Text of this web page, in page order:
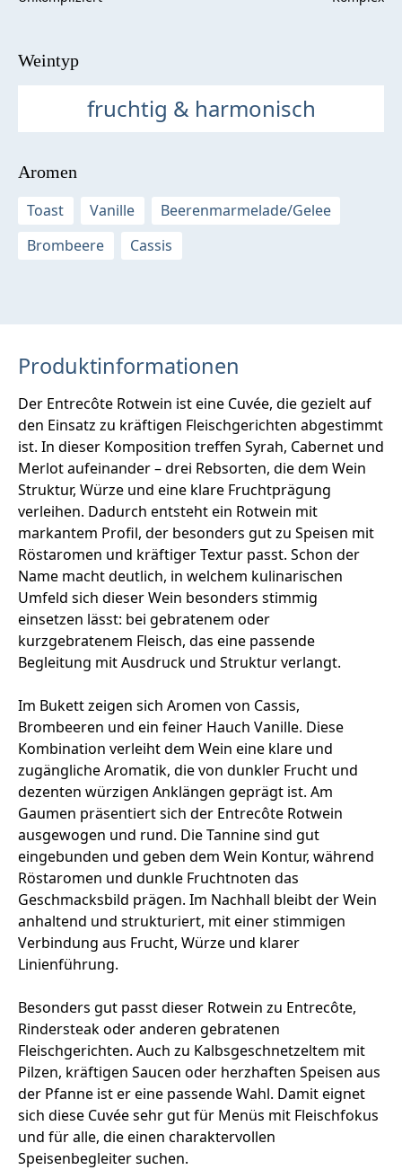
Weintyp
fruchtig & harmonisch
Aromen
Toast
Vanille
Beerenmarmelade/Gelee
Brombeere
Cassis
Produktinformationen
Der Entrecôte Rotwein ist eine Cuvée, die gezielt auf
den Einsatz zu kräftigen Fleischgerichten abgestimmt
ist. In dieser Komposition treffen Syrah, Cabernet und
Merlot aufeinander – drei Rebsorten, die dem Wein
Struktur, Würze und eine klare Fruchtprägung
verleihen. Dadurch entsteht ein Rotwein mit
markantem Profil, der besonders gut zu Speisen mit
Röstaromen und kräftiger Textur passt. Schon der
Name macht deutlich, in welchem kulinarischen
Umfeld sich dieser Wein besonders stimmig
einsetzen lässt: bei gebratenem oder
kurzgebratenem Fleisch, das eine passende
Begleitung mit Ausdruck und Struktur verlangt.
Im Bukett zeigen sich Aromen von Cassis,
Brombeeren und ein feiner Hauch Vanille. Diese
Kombination verleiht dem Wein eine klare und
zugängliche Aromatik, die von dunkler Frucht und
dezenten würzigen Anklängen geprägt ist. Am
Gaumen präsentiert sich der Entrecôte Rotwein
ausgewogen und rund. Die Tannine sind gut
eingebunden und geben dem Wein Kontur, während
Röstaromen und dunkle Fruchtnoten das
Geschmacksbild prägen. Im Nachhall bleibt der Wein
anhaltend und strukturiert, mit einer stimmigen
Verbindung aus Frucht, Würze und klarer
Linienführung.
Besonders gut passt dieser Rotwein zu Entrecôte,
Rindersteak oder anderen gebratenen
Fleischgerichten. Auch zu Kalbsgeschnetzeltem mit
Pilzen, kräftigen Saucen oder herzhaften Speisen aus
der Pfanne ist er eine passende Wahl. Damit eignet
sich diese Cuvée sehr gut für Menüs mit Fleischfokus
und für alle, die einen charaktervollen
Speisenbegleiter suchen.